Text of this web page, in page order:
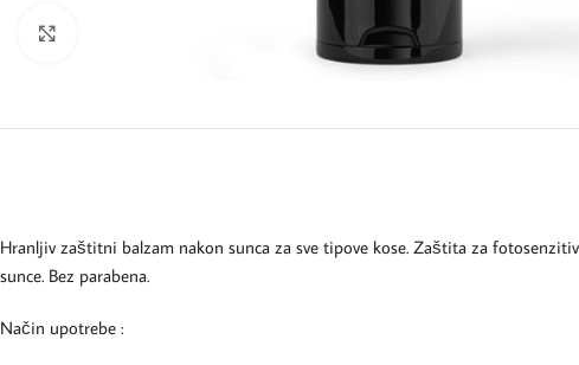
Hranljiv zaštitni balzam nakon sunca za sve tipove kose. Zaštita za
sunce. Bez parabena.
Način upotrebe :